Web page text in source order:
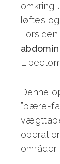
omkring
løftes
Denne
”pære-
områder.